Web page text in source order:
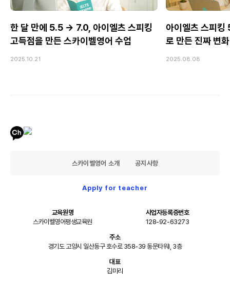
한 달 만에 5.5 → 7.0, 아이엘츠 스피킹
고득점을 만든 스카이벨영어 수업
2025.10.21
아이엘츠 스피
로 만든 진짜 변화
2025.08.08
스카이벨영어 소개 공지사항
Apply for teacher
교육원명
스카이벨영어평생교육원
사업자등록증번호
128-92-63273
주소
경기도 고양시 일산동구 호수로 358-39 동문타워I, 3층
대표
김미리